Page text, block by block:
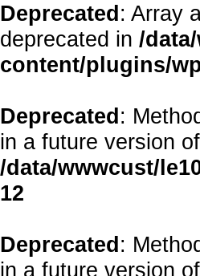
Deprecated: Array
deprecated in /
content/plugins/
Deprecated:
in a future version
/data/wwwcust/
12
Deprecated:
in a future version